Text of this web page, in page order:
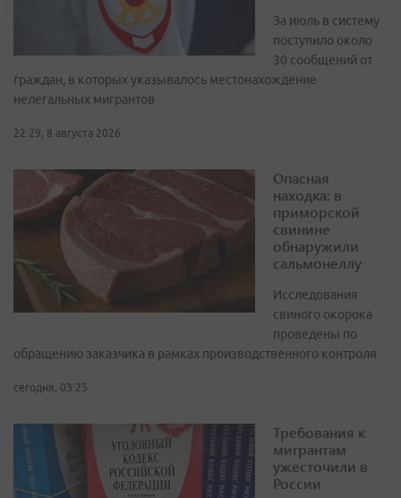
За июль в систему
поступило около
30 сообщений от
граждан, в которых указывалось местонахождение
нелегальных мигрантов
22:29, 8 августа 2026
Опасная
находка: в
приморской
свинине
обнаружили
сальмонеллу
Исследования
свиного окорока
проведены по
обращению заказчика в рамках производственного контроля
сегодня, 03:25
Требования к
мигрантам
ужесточили в
России